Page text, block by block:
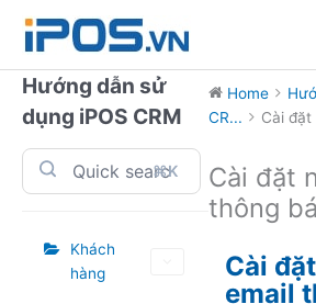
Hướng dẫn sử
dụng iPOS CRM
⌘K
Khách
hàng
Home
CR...
Cài đặt
Cài đặt
thông
Cài
email